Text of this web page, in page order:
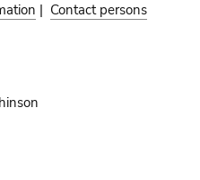
| Contact persons